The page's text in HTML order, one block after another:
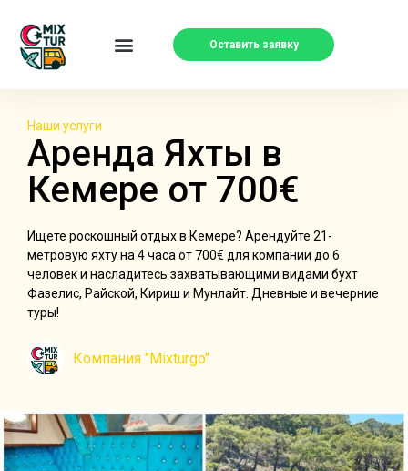
Оставить заявку
Наши услуги
Аренда Яхты в
Кемере от 700€
Ищете роскошный отдых в Кемере? Арендуйте 21-
метровую яхту на 4 часа от 700€ для компании до 6
человек и насладитесь захватывающими видами бухт
Фазелис, Райской, Кириш и Мунлайт. Дневные и вечерние
туры!
Компания "Mixturgo"